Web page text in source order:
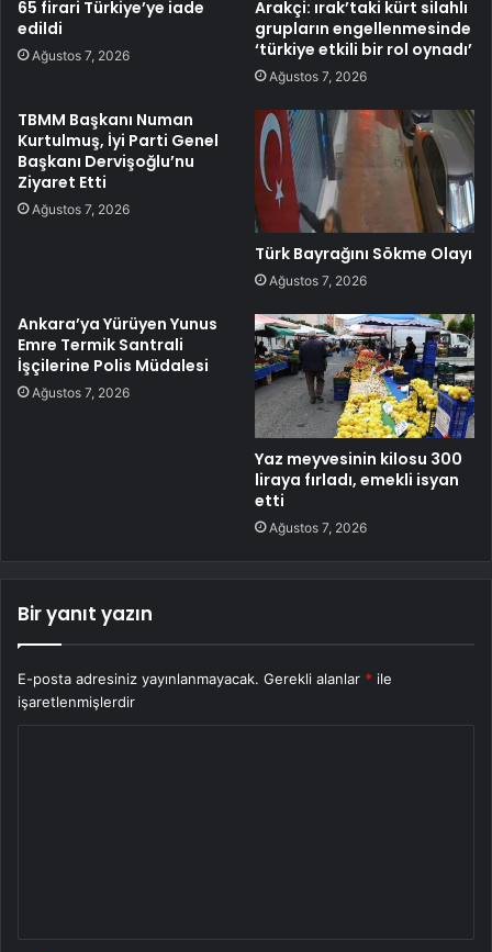
65 firari Türkiye’ye iade
edildi
Ağustos 7, 2026
Arakçi: ırak’taki kürt silahlı
grupların engellenmesinde
‘türkiye etkili bir rol oynadı’
Ağustos 7, 2026
TBMM Başkanı Numan
Kurtulmuş, İyi Parti Genel
Başkanı Dervişoğlu’nu
Ziyaret Etti
Ağustos 7, 2026
Türk Bayrağını Sökme Olayı
Ağustos 7, 2026
Ankara’ya Yürüyen Yunus
Emre Termik Santrali
İşçilerine Polis Müdalesi
Ağustos 7, 2026
Yaz meyvesinin kilosu 300
liraya fırladı, emekli isyan
etti
Ağustos 7, 2026
Bir yanıt yazın
E-posta adresiniz yayınlanmayacak. Gerekli alanlar * ile
işaretlenmişlerdir